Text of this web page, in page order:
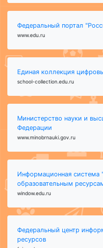
Федеральный портал
www.edu.ru
Единая коллекция
school-collection.edu.ru
Министерство науки и
Федерации
www.minobrnauki.gov.ru
Информационная система
образовательным
window.edu.ru
Федеральный центр
ресурсов